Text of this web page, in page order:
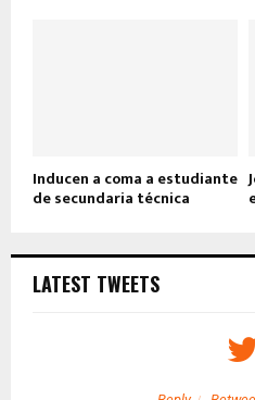
Inducen a coma a estudiante
de secundaria técnica
LATEST TWEETS